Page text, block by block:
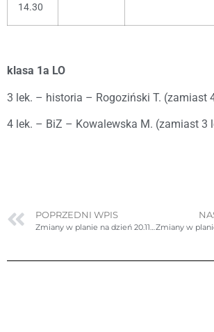
14.30
klasa 1a LO
3 lek. – historia – Rogoziński T. (zamiast
4 lek. – BiZ – Kowalewska M. (zamiast 3
POPRZEDNI WPIS
Zmiany w planie na dzień 20.11.2023r. (poniedziałek)- ponownie poprawione